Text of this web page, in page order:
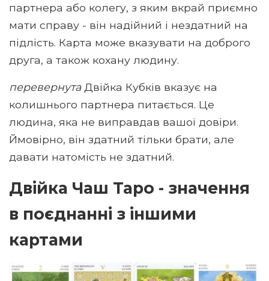
партнера або колегу, з яким вкрай приємно
мати справу - він надійний і нездатний на
підлість. Карта може вказувати на доброго
друга, а також кохану людину.
перевернутаДвійка Кубків вказує на
колишнього партнера питається. Це
людина, яка не виправдав вашої довіри.
Ймовірно, він здатний тільки брати, але
давати натомість не здатний.
Двійка Чаш Таро - значення
в поєднанні з іншими
картами